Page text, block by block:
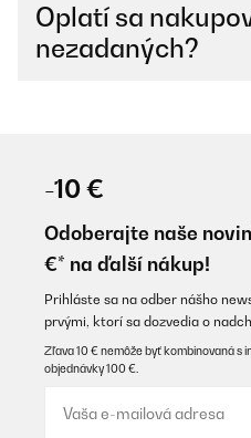
Oplatí sa
nezadaných?
-10 €
Odoberajte naše
€* na ďalší nákup!
Prihláste sa na odber nášho
prvými, ktorí sa dozvedia o
Zľava 10 € nemôže byť kombinovaná s
objednávky 100 €.